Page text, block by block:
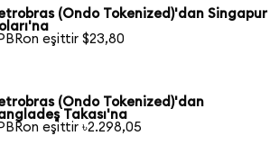
(Ondo Tokenized)'dan Singapur
eşittir $23,80
(Ondo Tokenized)'dan
Takası'na
eşittir ৳2.298,05